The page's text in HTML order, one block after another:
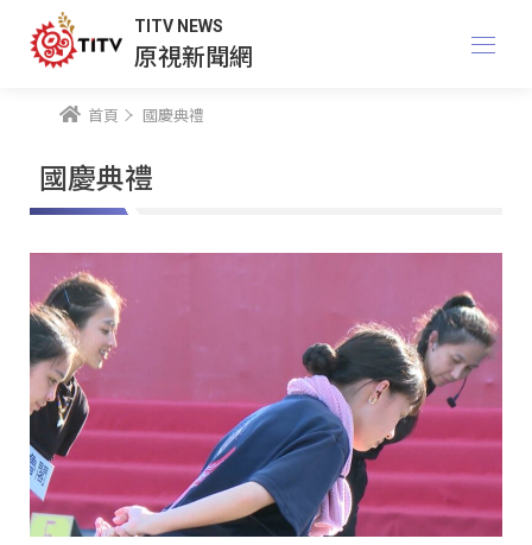
TITV NEWS
原視新聞網
首頁 國慶典禮
國慶典禮